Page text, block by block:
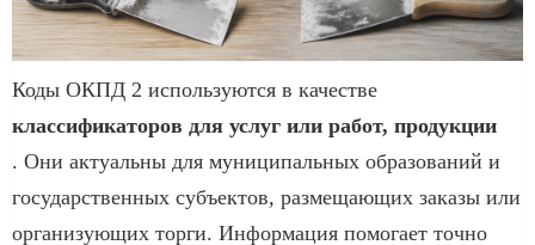
Коды ОКПД 2 используются в качестве
классификаторов для услуг или работ, продукции
. Они актуальны для муниципальных образований и
государственных субъектов, размещающих заказы или
организующих торги. Информация помогает точно